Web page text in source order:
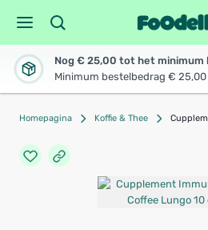
Nog € 25,00 tot het minimum
Minimum bestelbedrag € 25,00
Homepagina Koffie & Thee